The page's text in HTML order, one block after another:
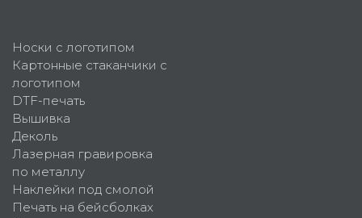
Носки с логотипом
Картонные стаканчики с
логотипом
DTF-печать
Вышивка
Деколь
Лазерная гравировка
по металлу
Наклейки под смолой
Печать на бейсболках